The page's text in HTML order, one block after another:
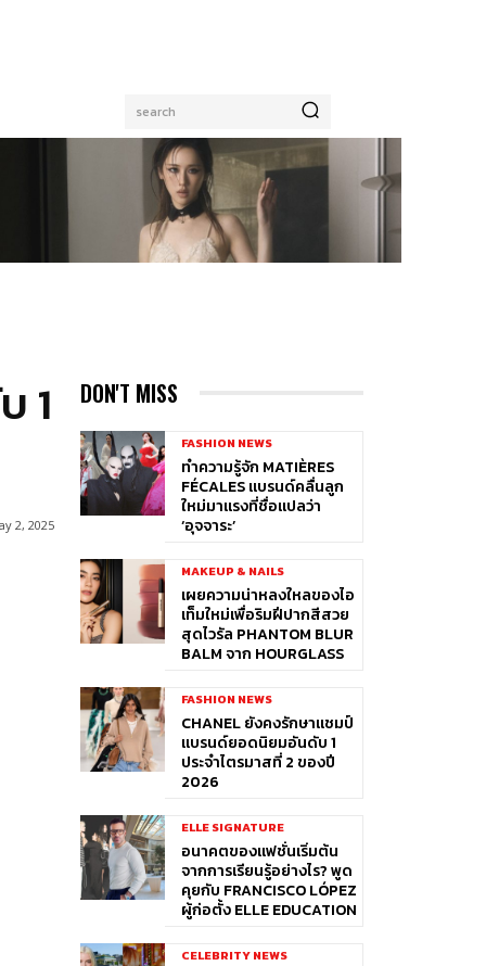
search
1
2, 2025
DON'T MISS
FASHION NEWS
ทำความรู้จัก MATIÈRES
FÉCALES แบรนด์คลื่นลูก
ใหม่มาแรงที่ชื่อแปลว่า
‘อุจจาระ’
MAKEUP & NAILS
เผยความน่าหลงใหลของไอ
เท็มใหม่เพื่อริมฝีปากสีสวย
สุดไวรัล PHANTOM BLUR
BALM จาก HOURGLASS
FASHION NEWS
CHANEL ยังคงรักษาแชมป์
แบรนด์ยอดนิยมอันดับ 1
ประจำไตรมาสที่ 2 ของปี
2026
ELLE SIGNATURE
อนาคตของแฟชั่นเริ่มต้น
จากการเรียนรู้อย่างไร? พูด
คุยกับ FRANCISCO LÓPEZ
ผู้ก่อตั้ง ELLE EDUCATION
CELEBRITY NEWS